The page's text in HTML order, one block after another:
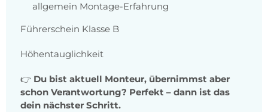
allgemein Montage-Erfahrung
Führerschein Klasse B
Höhentauglichkeit
👉 Du bist aktuell Monteur, übernimmst aber
schon Verantwortung? Perfekt – dann ist das
dein nächster Schritt.